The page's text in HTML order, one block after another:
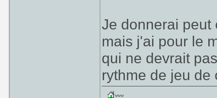
Je donnerai peut
mais j'ai pour le
qui ne devrait
rythme de jeu de